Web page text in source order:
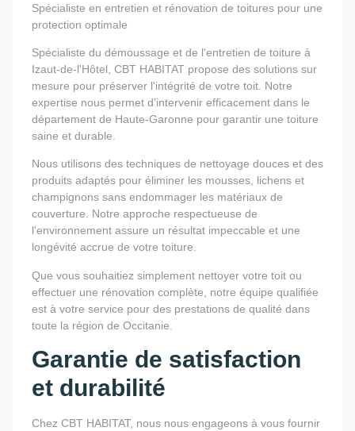
Spécialiste en entretien et rénovation de toitures pour une
protection optimale
Spécialiste du démoussage et de l'entretien de toiture à
Izaut-de-l'Hôtel, CBT HABITAT propose des solutions sur
mesure pour préserver l'intégrité de votre toit. Notre
expertise nous permet d'intervenir efficacement dans le
département de Haute-Garonne pour garantir une toiture
saine et durable.
Nous utilisons des techniques de nettoyage douces et des
produits adaptés pour éliminer les mousses, lichens et
champignons sans endommager les matériaux de
couverture. Notre approche respectueuse de
l'environnement assure un résultat impeccable et une
longévité accrue de votre toiture.
Que vous souhaitiez simplement nettoyer votre toit ou
effectuer une rénovation complète, notre équipe qualifiée
est à votre service pour des prestations de qualité dans
toute la région de Occitanie.
Garantie de satisfaction
et durabilité
Chez CBT HABITAT, nous nous engageons à vous fournir